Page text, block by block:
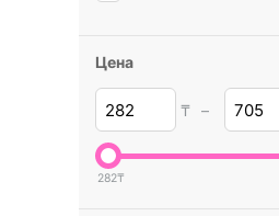
Цена
₸ –
282₸